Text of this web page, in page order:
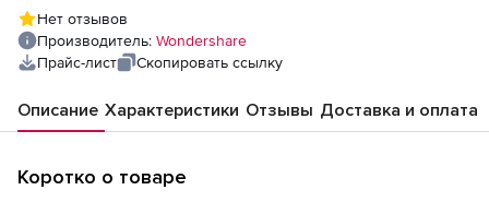
Нет отзывов
Производитель: Wondershare
Прайс-лист
Скопировать ссылку
Описание Характеристики Отзывы Доставка и оплата
Коротко о товаре